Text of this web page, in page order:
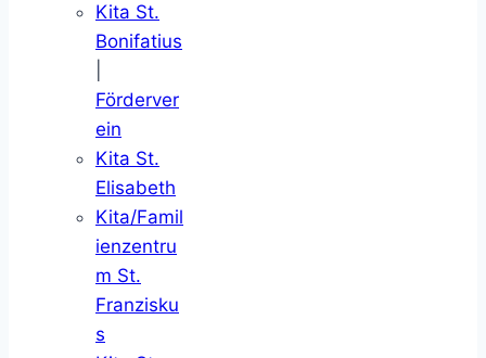
Kita St.
Bonifatius
Förderver
ein
Kita St.
Elisabeth
Kita/Famil
ienzentru
m St.
Franzisku
s